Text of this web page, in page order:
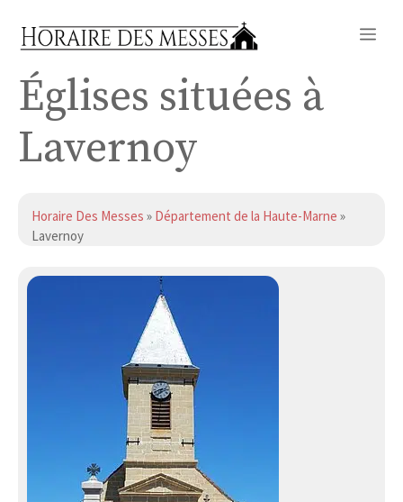
Églises situées à
Lavernoy
Horaire Des Messes » Département de la Haute-Marne »
Lavernoy